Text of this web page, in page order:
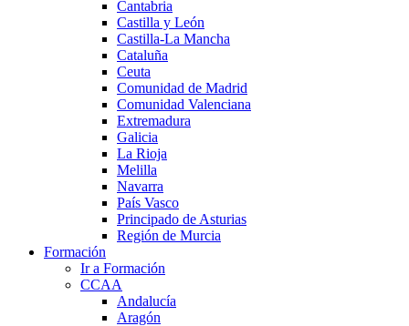
Cantabria
Castilla y León
Castilla-La Mancha
Cataluña
Ceuta
Comunidad de Madrid
Comunidad Valenciana
Extremadura
Galicia
La Rioja
Melilla
Navarra
País Vasco
Principado de Asturias
Región de Murcia
Formación
Ir a Formación
CCAA
Andalucía
Aragón